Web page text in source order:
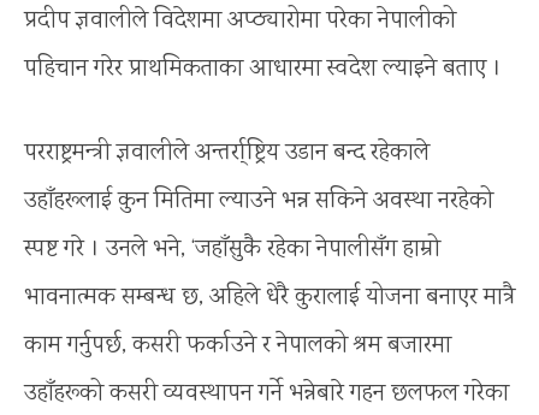
प्रदीप ज्ञवालीले विदेशमा अप्ठ्यारोमा परेका नेपालीको
पहिचान गरेर प्राथमिकताका आधारमा स्वदेश ल्याइने बताए ।
परराष्ट्रमन्त्री ज्ञवालीले अन्तर्रा्ष्ट्रिय उडान बन्द रहेकाले
उहाँहरूलाई कुन मितिमा ल्याउने भन्न सकिने अवस्था नरहेको
स्पष्ट गरे । उनले भने, ‘जहाँसुकै रहेका नेपालीसँग हाम्रो
भावनात्मक सम्बन्ध छ, अहिले धेरै कुरालाई योजना बनाएर मात्रै
काम गर्नुपर्छ, कसरी फर्काउने र नेपालको श्रम बजारमा
उहाँहरूको कसरी व्यवस्थापन गर्ने भन्नेबारे गहन छलफल गरेका